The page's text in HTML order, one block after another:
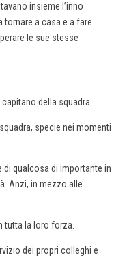
insieme l’inno
a casa e a fare
le sue stesse
capitano della squadra.
specie nei momenti
di qualcosa di importante in
Anzi, in mezzo alle
tutta la loro forza.
dei propri colleghi e